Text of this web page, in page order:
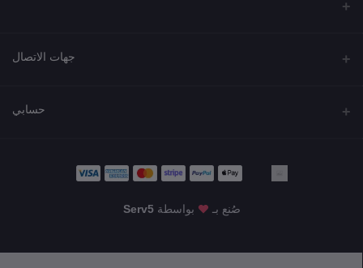
جهات الاتصال
حسابي
صُنع بـ بواسطة Serv5